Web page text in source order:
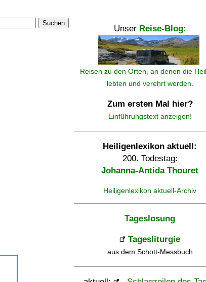
Suchen
Unser Reise-Blog:
Reisen zu den Orten, an denen die
lebten und verehrt werden.
Zum ersten Mal hier?
Einführungstext anzeigen!
Heiligenlexikon aktuell:
200. Todestag:
Johanna-Antida Thouret
Heiligenlexikon aktuell-Archiv
Tageslosung
Tagesliturgie
aus dem Schott-Messbuch